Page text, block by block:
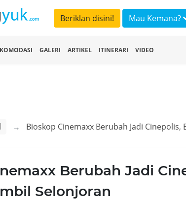
Beriklan disini! Mau Kemana?
GALERI ARTIKEL ITINERARI VIDEO
Berubah Jadi
Selonjoran